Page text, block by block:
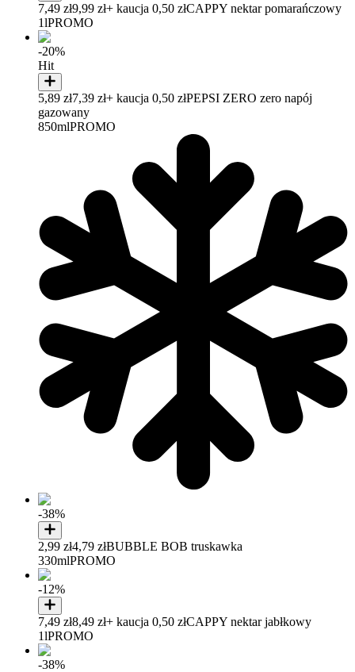
7,49 zł9,99 zł+ kaucja 0,50 złCAPPY nektar pomarańczowy
1lPROMO
-20%
Hit
5,89 zł7,39 zł+ kaucja 0,50 złPEPSI ZERO zero napój
gazowany
850mlPROMO
-38%
2,99 zł4,79 złBUBBLE BOB truskawka
330mlPROMO
-12%
7,49 zł8,49 zł+ kaucja 0,50 złCAPPY nektar jabłkowy
1lPROMO
-38%